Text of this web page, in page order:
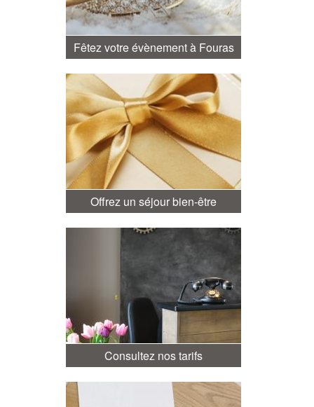
Fêtez votre évènement à Fouras
Offrez un séjour bien-être
Consultez nos tarifs